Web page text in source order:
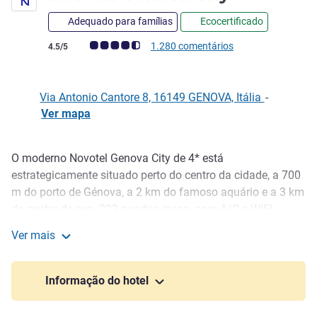
Adequado para famílias Ecocertificado
Nota clientes Avis (Classificação ALL)
4.5/5 1.280 comentários
Via Antonio Cantore 8, 16149 GENOVA, Itália -
Ver mapa
Descrição
O moderno Novotel Genova City de 4* está
estrategicamente situado perto do centro da cidade, a 700
m do porto de Génova, a 2 km do famoso aquário e a 3 km
ideal para viagens de negócios. Lounge bar aberto 7 dias
por semana, restaurante Cantore8 onde os hóspedes
podem provar os sabores da Ligúria, piscina panorâmica
Ver mais
Informação do hotel